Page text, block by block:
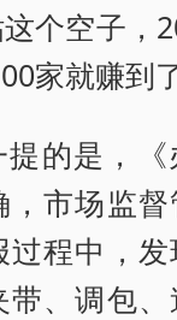
个空子，
家就赚到
提的是，
市场监
程中，发
带、调包